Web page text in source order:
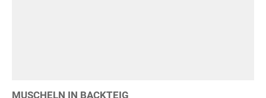
MUSCHELN IN BACKTEIG